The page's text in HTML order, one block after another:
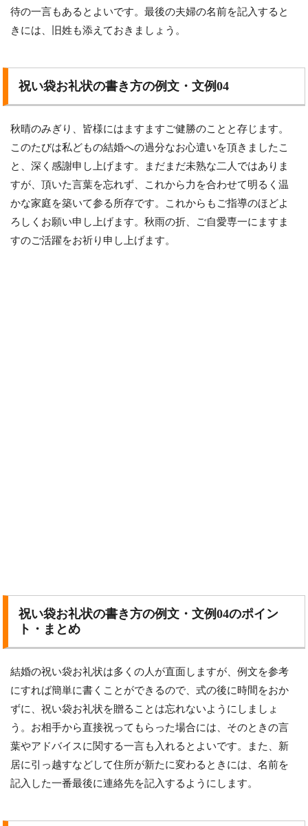
待の一言もあるとよいです。最後の夫婦の名前を記入すると
きには、旧姓も添えておきましょう。
祝い袋お礼状の書き方の例文・文例04
秋晴のみぎり、皆様にはますますご健勝のことと存じます。
このたびは私どもの結婚への過分なお心遣いを頂きましたこ
と、深く感謝申し上げます。まだまだ未熟な二人ではありま
すが、頂いた言葉を忘れず、これから力を合わせて明るく温
かな家庭を築いて参る所存です。これからもご指導のほどよ
ろしくお願い申し上げます。秋雨の折、ご自愛専一にますま
すのご活躍をお祈り申し上げます。
祝い袋お礼状の書き方の例文・文例04のポイン
ト・まとめ
結婚の祝い袋お礼状は多くの人が直面しますが、例文を参考
にすれば簡単に書くことができるので、式の後に時間をおか
ずに、祝い袋お礼状を贈ることは忘れないようにしましょ
う。お相手から直接祝ってもらった場合には、そのときの言
葉やアドバイスに関する一言も入れるとよいです。また、新
居に引っ越すなどして住所が新たに変わるときには、名前を
記入した一番最後に連絡先を記入するようにします。